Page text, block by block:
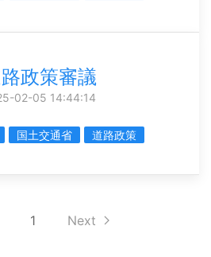
政策審議
02-05 14:44:14
国土交通省
道路政策
1 Next